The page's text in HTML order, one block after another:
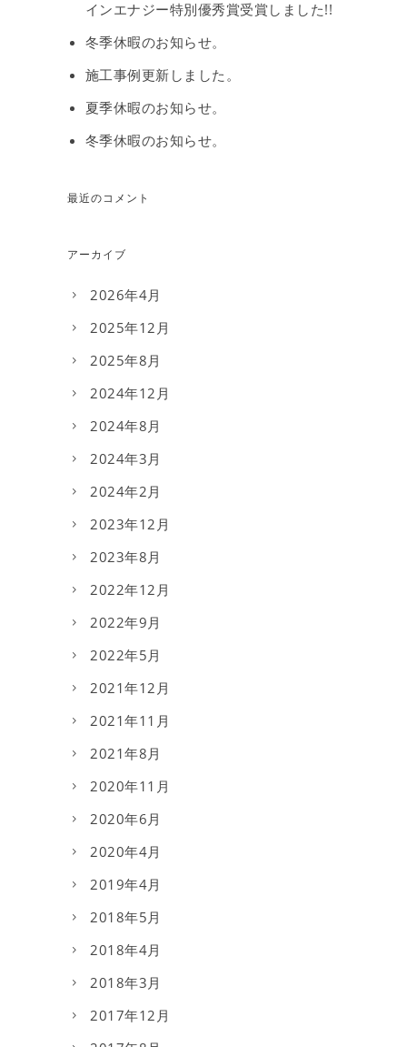
インエナジー特別優秀賞受賞しました!!
冬季休暇のお知らせ。
施工事例更新しました。
夏季休暇のお知らせ。
冬季休暇のお知らせ。
最近のコメント
アーカイブ
2026年4月
2025年12月
2025年8月
2024年12月
2024年8月
2024年3月
2024年2月
2023年12月
2023年8月
2022年12月
2022年9月
2022年5月
2021年12月
2021年11月
2021年8月
2020年11月
2020年6月
2020年4月
2019年4月
2018年5月
2018年4月
2018年3月
2017年12月